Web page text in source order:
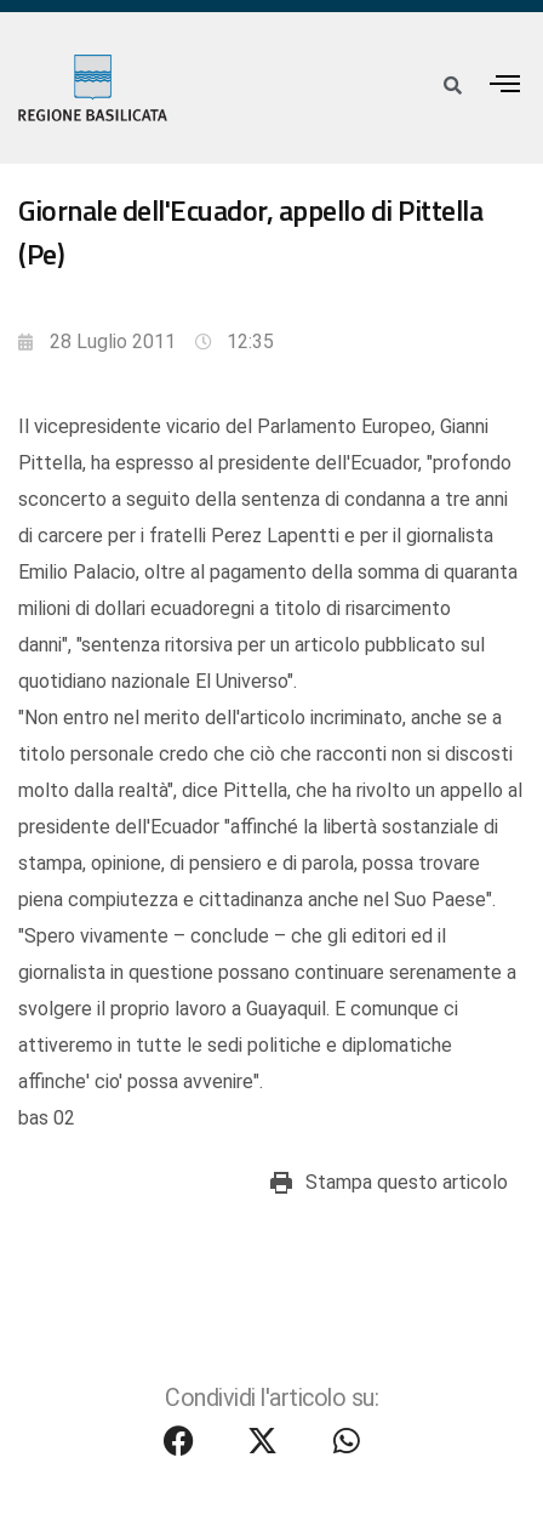
Giornale dell'Ecuador, appello di Pittella
(Pe)
28 Luglio 2011 12:35
Il vicepresidente vicario del Parlamento Europeo, Gianni
Pittella, ha espresso al presidente dell'Ecuador, "profondo
sconcerto a seguito della sentenza di condanna a tre anni
di carcere per i fratelli Perez Lapentti e per il giornalista
Emilio Palacio, oltre al pagamento della somma di quaranta
milioni di dollari ecuadoregni a titolo di risarcimento
danni", "sentenza ritorsiva per un articolo pubblicato sul
quotidiano nazionale El Universo".
"Non entro nel merito dell'articolo incriminato, anche se a
titolo personale credo che ciò che racconti non si discosti
molto dalla realtà", dice Pittella, che ha rivolto un appello al
presidente dell'Ecuador "affinché la libertà sostanziale di
stampa, opinione, di pensiero e di parola, possa trovare
piena compiutezza e cittadinanza anche nel Suo Paese".
"Spero vivamente – conclude – che gli editori ed il
giornalista in questione possano continuare serenamente a
svolgere il proprio lavoro a Guayaquil. E comunque ci
attiveremo in tutte le sedi politiche e diplomatiche
affinche' cio' possa avvenire".
bas 02
Stampa questo articolo
Condividi l'articolo su: